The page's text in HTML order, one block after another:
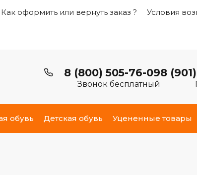
Как оформить или вернуть заказ ? Условия
8 (800) 505-76-09
Звонок бесплатный
8
обувь Детская обувь Уцененные товары